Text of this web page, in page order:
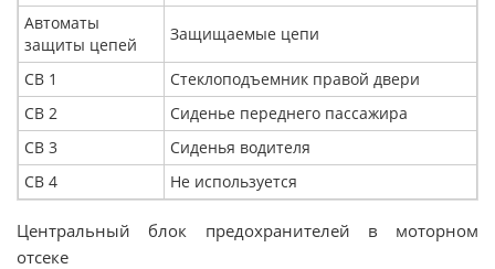
Автоматы
защиты цепей
Защищаемые цепи
CB 1
Стеклоподъемник правой двери
CB 2
Сиденье переднего пассажира
CB 3
Сиденья водителя
CB 4
Не используется
Центральный блок предохранителей в моторном
отсеке